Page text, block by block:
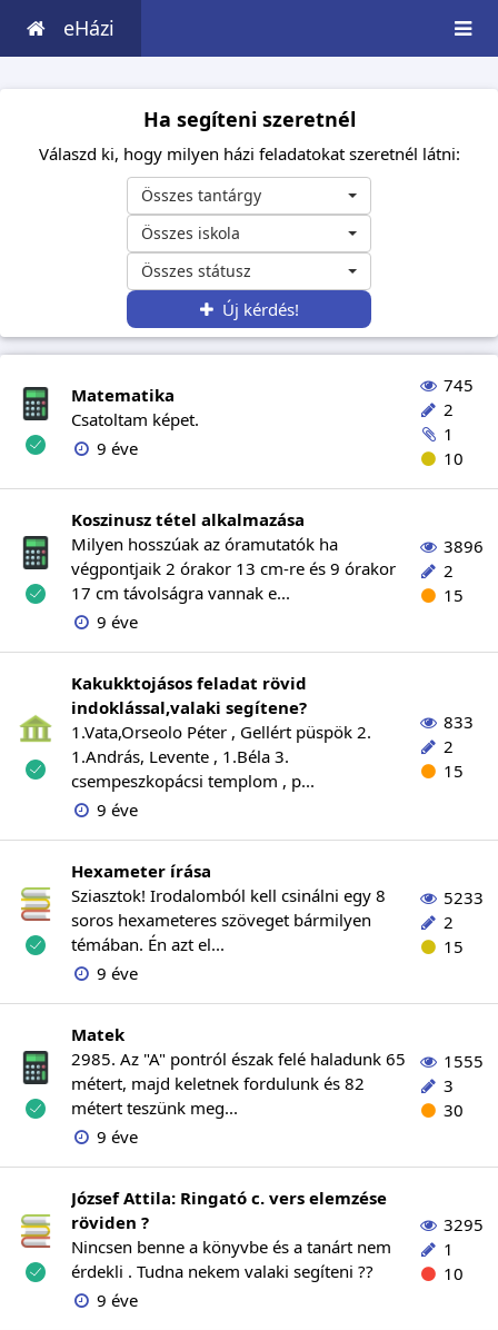
eHázi
Ha segíteni szeretnél
Válaszd ki, hogy milyen házi feladatokat szeretnél látni:
Összes tantárgy
Összes iskola
Összes státusz
Új kérdés!
Matematika
Csatoltam képet.
9 éve
745
2
1
10
Koszinusz tétel alkalmazása
Milyen hosszúak az óramutatók ha
végpontjaik 2 órakor 13 cm-re és 9 órakor
17 cm távolságra vannak e...
9 éve
3896
2
15
Kakukktojásos feladat rövid
indoklással,valaki segítene?
1.Vata,Orseolo Péter , Gellért püspök 2.
1.András, Levente , 1.Béla 3.
csempeszkopácsi templom , p...
9 éve
833
2
15
Hexameter írása
Sziasztok! Irodalomból kell csinálni egy 8
soros hexameteres szöveget bármilyen
témában. Én azt el...
9 éve
5233
2
15
Matek
2985. Az "A" pontról észak felé haladunk 65
métert, majd keletnek fordulunk és 82
métert teszünk meg...
9 éve
1555
3
30
József Attila: Ringató c. vers elemzése
röviden ?
Nincsen benne a könyvbe és a tanárt nem
érdekli . Tudna nekem valaki segíteni ??
9 éve
3295
1
10